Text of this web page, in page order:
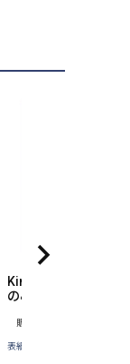
King システム台紙
のみ 3面 ブラウン
販売価格
表紙とマットが別売りのア